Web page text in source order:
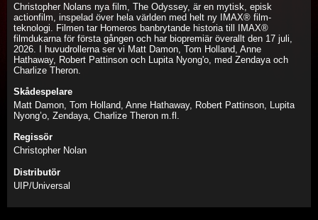
Christopher Nolans nya film, The Odyssey, är en mytisk, episk
actionfilm, inspelad över hela världen med helt ny IMAX® film-
teknologi. Filmen tar Homeros banbrytande historia till IMAX®
filmdukarna för första gången och har biopremiär överallt den 17 juli,
2026. I huvudrollerna ser vi Matt Damon, Tom Holland, Anne
Hathaway, Robert Pattinson och Lupita Nyong'o, med Zendaya och
Charlize Theron.
Skådespelare
Matt Damon, Tom Holland, Anne Hathaway, Robert Pattinson, Lupita
Nyong’o, Zendaya, Charlize Theron m.fl.
Regissör
Christopher Nolan
Distributör
UIP/Universal